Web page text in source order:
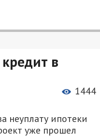
в
1444
неуплату ипотеки
уже прошел